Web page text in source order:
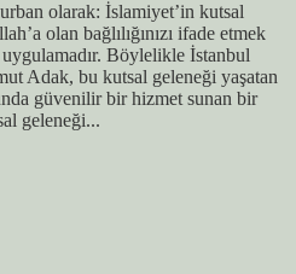
olarak: İslamiyet’in kutsal
olan bağlılığınızı ifade etmek
Böylelikle İstanbul
Adak, bu kutsal geleneği yaşatan
güvenilir bir hizmet sunan bir
geleneği...